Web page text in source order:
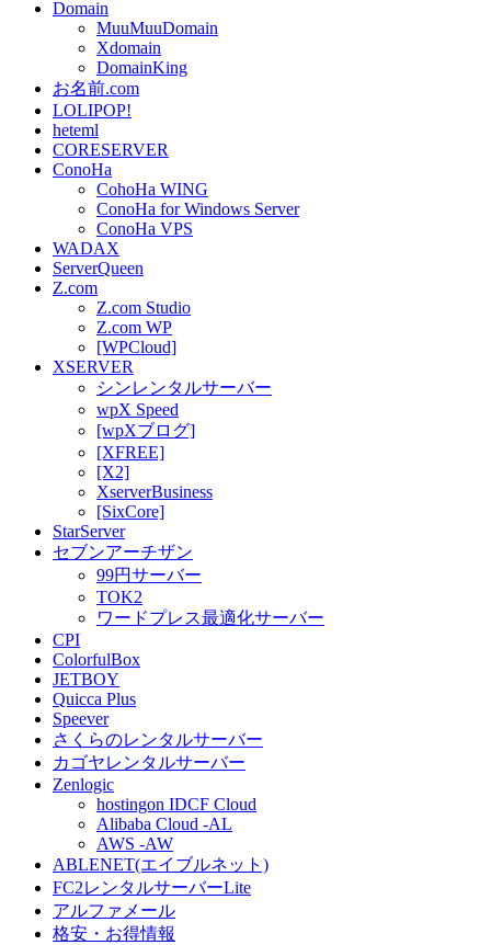
Domain
MuuMuuDomain
Xdomain
DomainKing
お名前.com
LOLIPOP!
heteml
CORESERVER
ConoHa
CohoHa WING
ConoHa for Windows Server
ConoHa VPS
WADAX
ServerQueen
Z.com
Z.com Studio
Z.com WP
[WPCloud]
XSERVER
シンレンタルサーバー
wpX Speed
[wpXブログ]
[XFREE]
[X2]
XserverBusiness
[SixCore]
StarServer
セブンアーチザン
99円サーバー
TOK2
ワードプレス最適化サーバー
CPI
ColorfulBox
JETBOY
Quicca Plus
Speever
さくらのレンタルサーバー
カゴヤレンタルサーバー
Zenlogic
hostingon IDCF Cloud
Alibaba Cloud -AL
AWS -AW
ABLENET(エイブルネット)
FC2レンタルサーバーLite
アルファメール
格安・お得情報